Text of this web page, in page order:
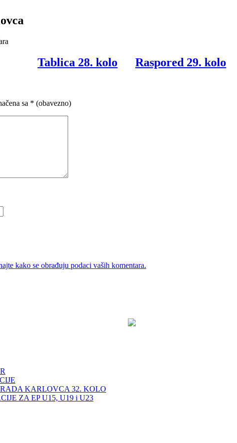
Tablica 28. kolo Raspored 29. kolo
sa * (obavezno)
kako se obrađuju podaci vaših komentara.
KARLOVCA 32. KOLO
ZA EP U15, U19 i U23